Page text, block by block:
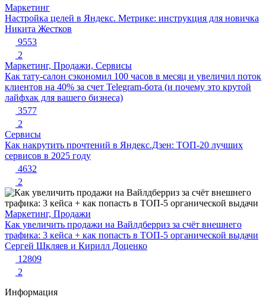
Маркетинг
Настройка целей в Яндекс. Метрике: инструкция для новичка
Никита Жестков
9553
2
Маркетинг, Продажи, Сервисы
Как тату-салон сэкономил 100 часов в месяц и увеличил поток
клиентов на 40% за счет Telegram-бота (и почему это крутой
лайфхак для вашего бизнеса)
3577
2
Сервисы
Как накрутить прочтений в Яндекс.Дзен: ТОП-20 лучших
сервисов в 2025 году
4632
2
Маркетинг, Продажи
Как увеличить продажи на Вайлдберриз за счёт внешнего
трафика: 3 кейса + как попасть в ТОП-5 органической выдачи
Сергей Шкляев и Кирилл Доценко
12809
2
Информация